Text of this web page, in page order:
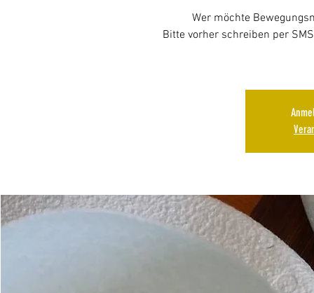
Wer möchte
Bitte vorher schreiben per